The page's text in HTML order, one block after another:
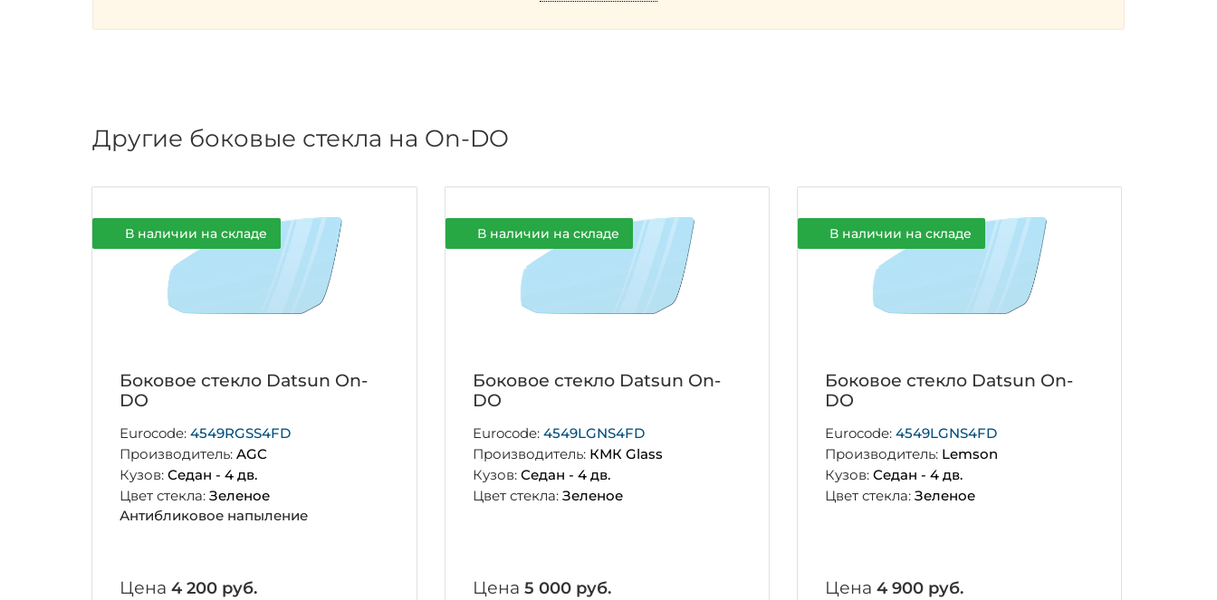
Другие боковые стекла на On-DO
В наличии на складе
Боковое стекло Datsun On-
DO
Eurocode:4549RGSS4FD
Производитель:AGC
Кузов:Седан - 4 дв.
Цвет стекла:Зеленое
Антибликовое напыление
Цена4 200 руб.
В наличии на складе
Боковое стекло Datsun On-
DO
Eurocode: 4549LGNS4FD
Производитель: КМК Glass
Кузов: Седан - 4 дв.
Цвет стекла: Зеленое
Цена 5 000 руб.
В наличии на складе
Боковое стекло Datsun On-
DO
Eurocode: 4549LGNS4FD
Производитель: Lemson
Кузов: Седан - 4 дв.
Цвет стекла: Зеленое
Цена 4 900 руб.